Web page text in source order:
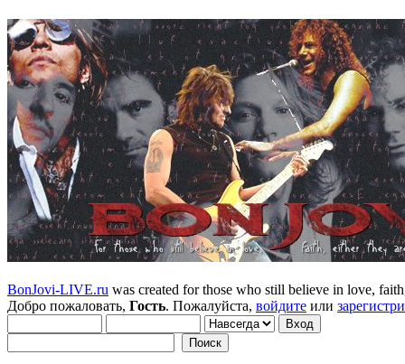
BonJovi-LIVE.ru was created for those who still believe in love,
Добро пожаловать, Гость. Пожалуйста, войдите или